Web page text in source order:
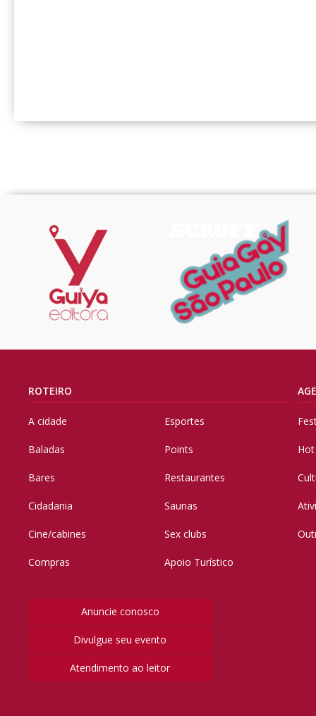
ROTEIRO
A cidade
Baladas
Bares
Cidadania
Cine/cabines
Compras
Esportes
Points
Restaurantes
Saunas
Sex clubs
Apoio Turístico
Anuncie conosco
Divulgue seu evento
Atendimento ao leitor
Hot